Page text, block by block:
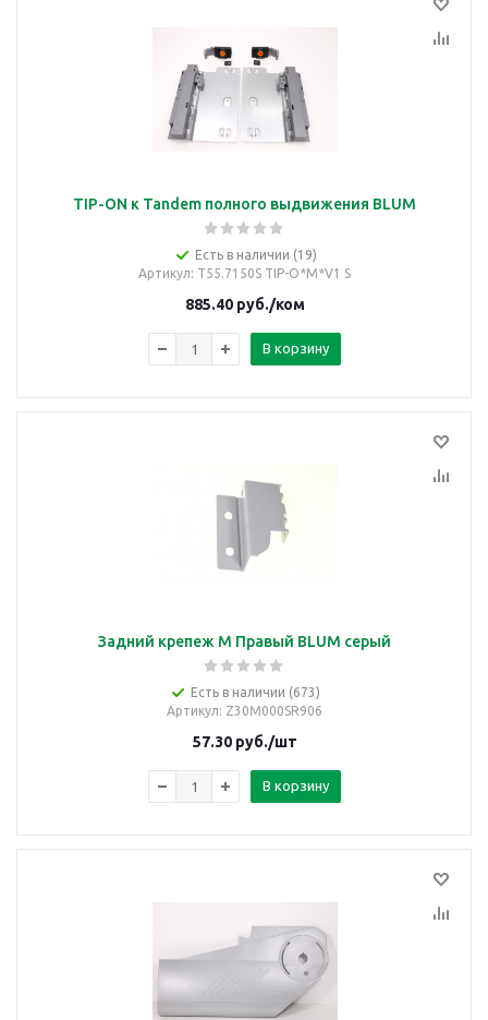
TIP-ON к Tandem полного выдвижения BLUM
Есть в наличии (19)
Артикул: T55.7150S TIP-O*M*V1 S
885.40руб./ком
В корзину
Задний крепеж М Правый BLUM серый
Есть в наличии (673)
Артикул: Z30M000SR906
57.30руб./шт
В корзину